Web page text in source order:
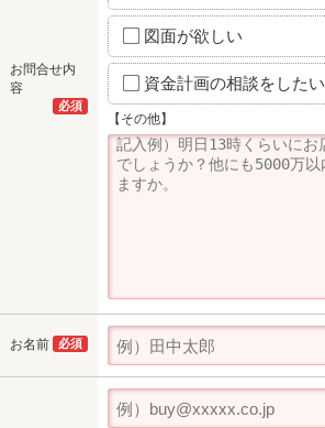
お問合せ内
容
必須
図面が欲しい
資金計画の相談をしたい
【その他】
お名前 必須